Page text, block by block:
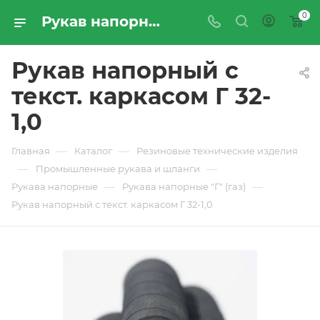
Рукав напорный с текст. каркасом Г 32-1,0 - купить по цене производителя с доставкой по Москве и России | ПРОМРЕСУРССЕРВИС 0
Рукав напорный с
текст. каркасом Г 32-
1,0
Главная — Каталог — Резиновые технические изделия
— Промышленные рукава и шланги —
Рукава напорные — Рукава напорные "Г" (газ) —
Рукав напорный с текст. каркасом Г 32-1,0